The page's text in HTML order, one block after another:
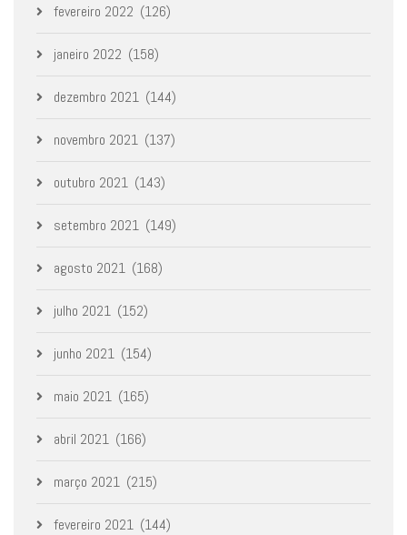
fevereiro 2022 (126)
janeiro 2022 (158)
dezembro 2021 (144)
novembro 2021 (137)
outubro 2021 (143)
setembro 2021 (149)
agosto 2021 (168)
julho 2021 (152)
junho 2021 (154)
maio 2021 (165)
abril 2021 (166)
março 2021 (215)
fevereiro 2021 (144)